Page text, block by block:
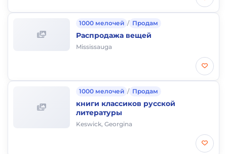
1000 мелочей / Продам
Распродажа вещей
Mississauga
1000 мелочей / Продам
книги классиков русской
литературы
Keswick, Georgina